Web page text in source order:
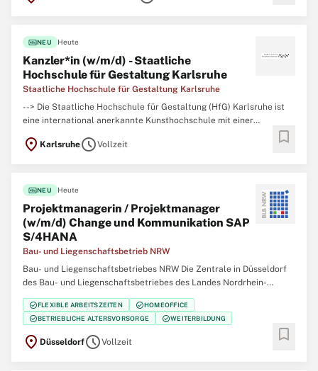
fiber_newNEU Heute
Kanzler*in (w/m/d) - Staatliche
Hochschule für Gestaltung Karlsruhe
Staatliche Hochschule für Gestaltung Karlsruhe
--> Die Staatliche Hochschule für Gestaltung (HfG) Karlsruhe ist
eine international anerkannte Kunsthochschule mit einer
einzigartigen Verknüpfung von künstlerischen, gestalterischen und
theoretischen Fächern. Die HfG bietet ihren circa 360
location_on KarlsruhescheduleVollzeit bookmark
fiber_newNEU Heute
Projektmanagerin / Projektmanager
(w/m/d) Change und Kommunikation SAP
S/4HANA
Bau- und Liegenschaftsbetrieb NRW
Bau- und Liegenschaftsbetriebes NRW Die Zentrale in Düsseldorf
des Bau- und Liegenschaftsbetriebes des Landes Nordrhein-
Westfalen (BLB NRW) sucht zum nächstmöglichen Zeitpunkt
eine/einen Projektmanagerin / Projektmanager (w/m/d) Change und
Kommunikation SAP S/4HANA Der Bau- und Liegenschaftsbetrieb
check_circleFLEXIBLE ARBEITSZEITEN check_circleHOMEOFFICE
check_circleBETRIEBLICHE ALTERSVORSORGE check_circleWEITERBILDUNG
location_on DüsseldorfscheduleVollzeit bookmark